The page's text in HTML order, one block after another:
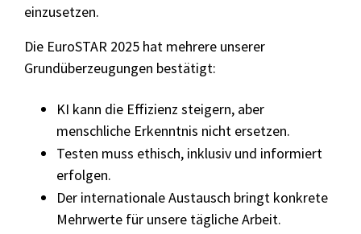
einzusetzen.
Die EuroSTAR 2025 hat mehrere unserer
Grundüberzeugungen bestätigt:
KI kann die Effizienz steigern, aber
menschliche Erkenntnis nicht ersetzen.
Testen muss ethisch, inklusiv und informiert
erfolgen.
Der internationale Austausch bringt konkrete
Mehrwerte für unsere tägliche Arbeit.